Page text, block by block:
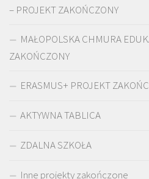
– PROJEKT ZAKOŃCZONY
MAŁOPOLSKA CHMURA
ZAKOŃCZONY
ERASMUS+ PROJEKT
AKTYWNA TABLICA
ZDALNA SZKOŁA
Inne projekty zakończone